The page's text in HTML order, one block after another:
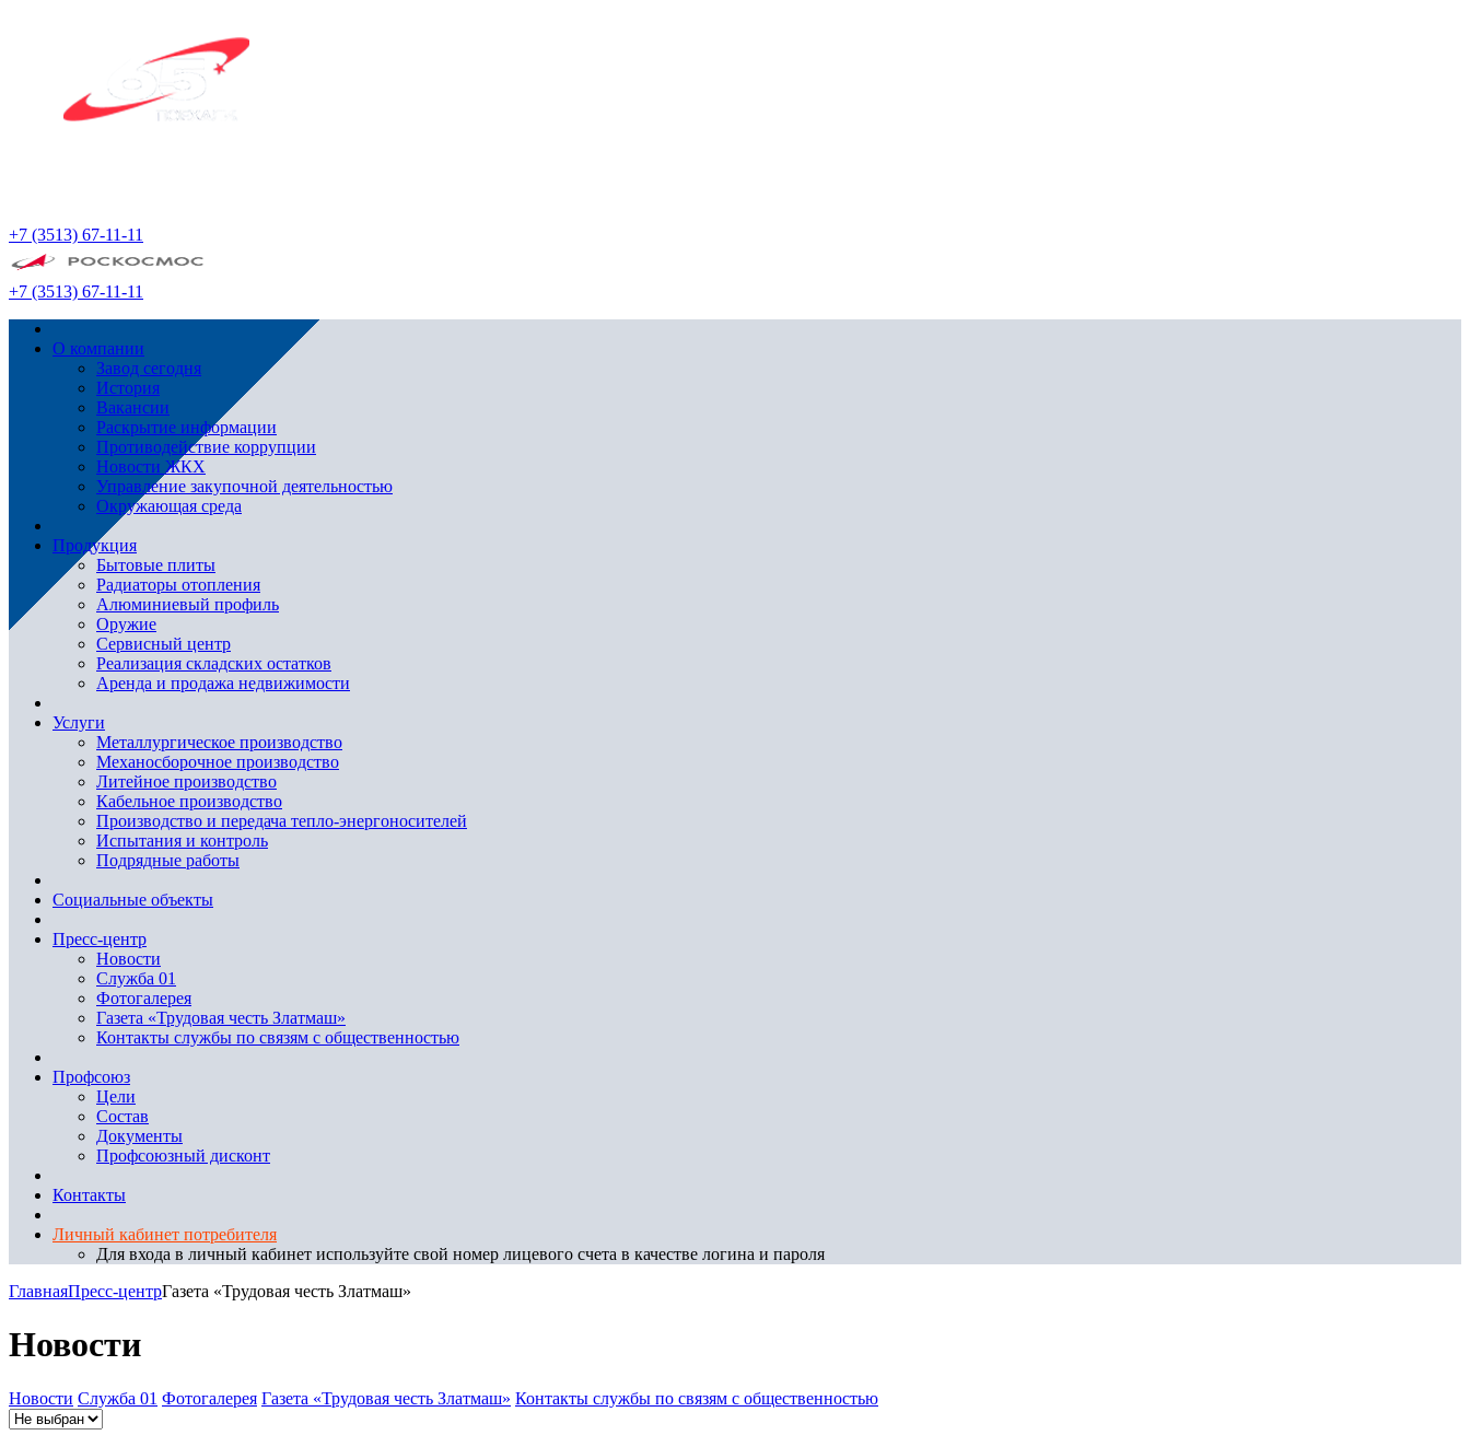
+7 (3513) 67-11-11
+7 (3513) 67-11-11
О компании
Завод сегодня
История
Вакансии
Раскрытие информации
Противодействие коррупции
Новости ЖКХ
Управление закупочной деятельностью
Окружающая среда
Продукция
Бытовые плиты
Радиаторы отопления
Алюминиевый профиль
Оружие
Сервисный центр
Реализация складских остатков
Аренда и продажа недвижимости
Услуги
Металлургическое производство
Механосборочное производство
Литейное производство
Кабельное производство
Производство и передача тепло-энергоносителей
Испытания и контроль
Подрядные работы
Социальные объекты
Пресс-центр
Новости
Служба 01
Фотогалерея
Газета «Трудовая честь Златмаш»
Контакты службы по связям с общественностью
Профсоюз
Цели
Состав
Документы
Профсоюзный дисконт
Контакты
Личный кабинет потребителя
Для входа в личный кабинет используйте свой номер лицевого счета в качестве логина и пароля
ГлавнаяПресс-центрГазета «Трудовая честь Златмаш»
Новости
Новости Служба 01 Фотогалерея Газета «Трудовая честь Златмаш» Контакты службы по связям с общественностью